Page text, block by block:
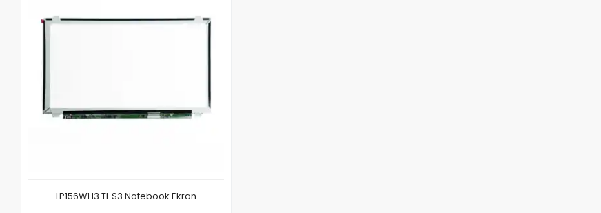
LP156WH3 TL S3 Notebook Ekran